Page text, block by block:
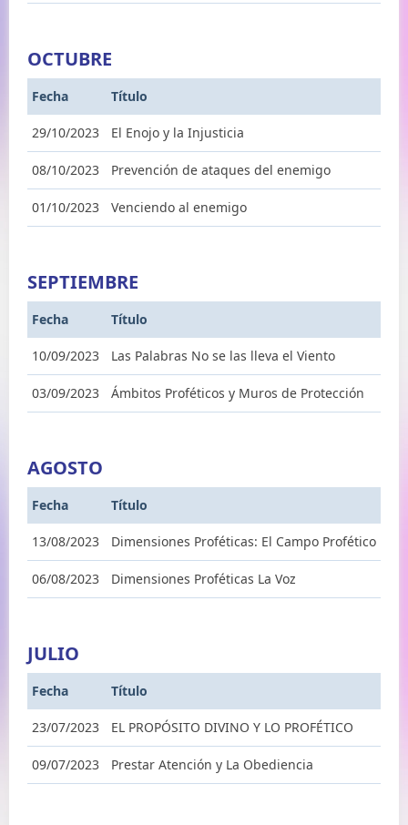
OCTUBRE
Fecha Título
29/10/2023 El Enojo y la Injusticia
08/10/2023 Prevención de ataques del enemigo
01/10/2023 Venciendo al enemigo
SEPTIEMBRE
Fecha Título
10/09/2023 Las Palabras No se las lleva el Viento
03/09/2023 Ámbitos Proféticos y Muros de Protección
AGOSTO
Fecha Título
13/08/2023 Dimensiones Proféticas: El Campo Profético
06/08/2023 Dimensiones Proféticas La Voz
JULIO
Fecha Título
23/07/2023 EL PROPÓSITO DIVINO Y LO PROFÉTICO
09/07/2023 Prestar Atención y La Obediencia